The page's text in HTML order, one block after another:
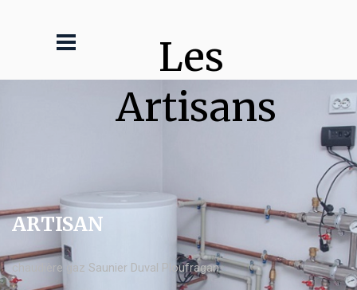
Les
Artisans
ARTISAN
chaudière gaz Saunier Duval Ploufragan